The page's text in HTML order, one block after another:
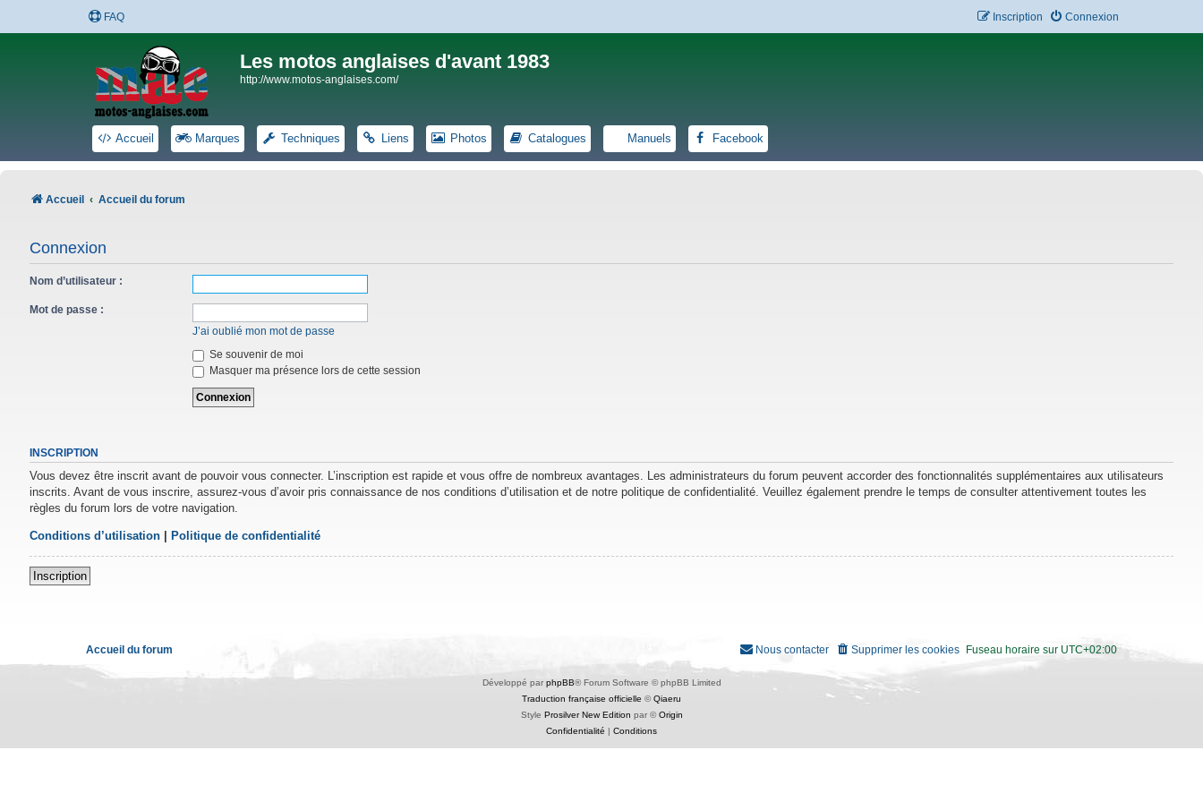
FAQ Connexion
Inscription
Les motos anglaises d'avant 1983
http://www.motos-anglaises.com/
Accueil Marques Techniques Liens Photos Catalogues Manuels Facebook
Accueil Accueil du forum
Connexion
Nom d’utilisateur :
Mot de passe :
J’ai oublié mon mot de passe
Se souvenir de moi
Masquer ma présence lors de cette session
INSCRIPTION
Vous devez être inscrit avant de pouvoir vous connecter. L’inscription est rapide et vous offre de nombreux avantages. Les administrateurs du forum peuvent accorder des fonctionnalités supplémentaires aux utilisateurs
inscrits. Avant de vous inscrire, assurez-vous d’avoir pris connaissance de nos conditions d’utilisation et de notre politique de confidentialité. Veuillez également prendre le temps de consulter attentivement toutes les
règles du forum lors de votre navigation.
Conditions d’utilisation Politique de confidentialité
Inscription
Accueil du forum Fuseau horaire sur UTC+02:00
Supprimer les cookies
Nous contacter
Développé par phpBB® Forum Software © phpBB Limited
Traduction française officielle ©Qiaeru
Style Prosilver New Edition par ©Origin
Confidentialité
Conditions